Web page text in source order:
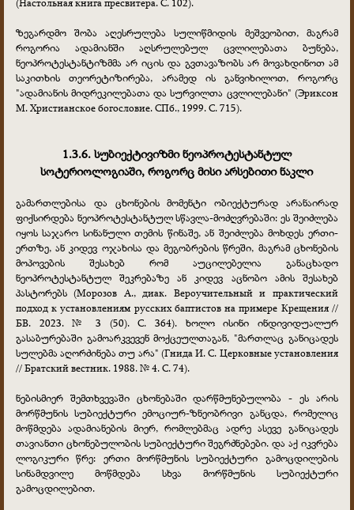
ზეგარდმო შობა აღესრულება სულიწმიდის მეშვეობით, მაგრამ
როგორია ადამიანში აღსრულებულ ცვლილებათა ბუნება,
ნეოპროტესტანტიზმმა არ იცის და გვთავაზობს არ მოვახდინოთ ამ
საკითხის თეორეტიზირება, არამედ ის განვიხილოთ, როგორც
"ადამიანის მიდრეკილებათა და სურვილთა ცვლილებანი" (Эриксон
М. Христианское богословие. СПб., 1999. С. 715).
1.3.6. სუბიექტივიზმი ნეოპროტესტანტულ
სოტერიოლოგიაში, როგორც მისი არსებითი ნაკლი
გამართლებისა და ცხონების მომენტი ობიექტურად არანაირად
ფიქსირდება ნეოპროტესტანტულ სწავლა-მოძღვრებაში: ეს შეიძლება
იყოს საჯარო სინანული თემის წინაშე, ან შეიძლება მოხდეს ერთი-
ერთზე, ან კიდევ ოჯახისა და მეგობრების წრეში, მაგრამ ცხონების
მოპოვების შესახებ რომ აუცილებელია განაცხადო
ნეოპროტესტანტულ შეკრებაზე ან კიდევ აცნობო ამის შესახებ
პასტორებს (Морозов А., диак. Вероучительный и практический
подход к установлениям русских баптистов на примере Крещения //
БВ. 2023. № 3 (50). С. 364). ხოლო ისინი ინდივიდუალურ
გასაბურებაში გამოარკვევენ მოქცეულთაგან, "მართლაც განიცადეს
სულებმა აღორძინება თუ არა" (Гнида И. С. Церковные установления
// Братский вестник. 1988. № 4. С. 74).
ნებისმიერ შემთხვევაში ცხონებაში დარწმუნებულობა - ეს არის
მორწმუნის სუბიექტური ემოციურ-ზნეობრივი განცდა, რომელიც
მოწმდება ადამიანების მიერ, რომლებმაც ადრე ასევე განიცადეს
თავიანთი ცხონებულობის სუბიექტური შეგრძნებები. და აქ იკვრება
ლოგიკური წრე: ერთი მორწმუნის სუბიექტური გამოცდილების
სინამდვილე მოწმდება სხვა მორწმუნის სუბიექტური
გამოცდილებით.